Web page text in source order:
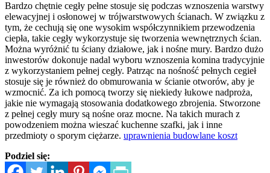
Bardzo chętnie cegły pełne stosuje się podczas wznoszenia warstwy
elewacyjnej i osłonowej w trójwarstwowych ścianach. W związku z
tym, że cechują się one wysokim współczynnikiem przewodzenia
ciepła, takie cegły wykorzystuje się tworzenia wewnętrznych ścian.
Można wyróżnić tu ściany działowe, jak i nośne mury. Bardzo dużo
inwestorów dokonuje nadal wyboru wznoszenia komina tradycyjnie
z wykorzystaniem pełnej cegły. Patrząc na nośność pełnych cegieł
stosuje się je również do obmurowania w ścianie otworów, aby je
wzmocnić. Za ich pomocą tworzy się niekiedy łukowe nadproża,
jakie nie wymagają stosowania dodatkowego zbrojenia. Stworzone
z pełnej cegły mury są nośne oraz mocne. Na takich murach z
powodzeniem można wieszać kuchenne szafki, jak i inne
przedmioty o sporym ciężarze. uprawnienia budowlane koszt
Podziel się: